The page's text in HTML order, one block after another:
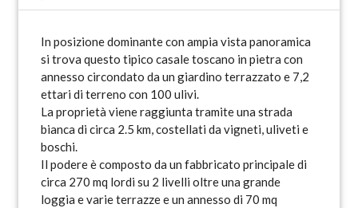
In posizione dominante con ampia vista panoramica
si trova questo tipico casale toscano in pietra con
annesso circondato da un giardino terrazzato e 7,2
ettari di terreno con 100 ulivi.
La proprietà viene raggiunta tramite una strada
bianca di circa 2.5 km, costellati da vigneti, uliveti e
boschi.
Il podere è composto da un fabbricato principale di
circa 270 mq lordi su 2 livelli oltre una grande
loggia e varie terrazze e un annesso di 70 mq